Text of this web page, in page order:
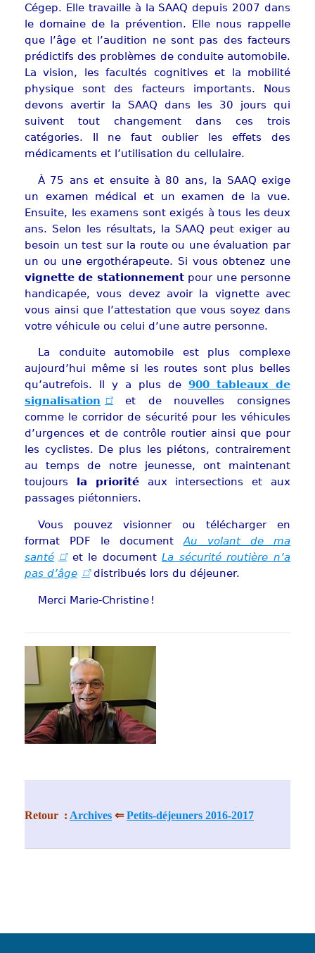
Cégep. Elle travaille à la SAAQ depuis 2007 dans
le domaine de la prévention. Elle nous rappelle
que l’âge et l’audition ne sont pas des facteurs
prédictifs des problèmes de conduite automobile.
La vision, les facultés cognitives et la mobilité
physique sont des facteurs importants. Nous
devons avertir la SAAQ dans les 30 jours qui
suivent tout changement dans ces trois
catégories. Il ne faut oublier les effets des
médicaments et l’utilisation du cellulaire.
À 75 ans et ensuite à 80 ans, la SAAQ exige
un examen médical et un examen de la vue.
Ensuite, les examens sont exigés à tous les deux
ans. Selon les résultats, la SAAQ peut exiger au
besoin un test sur la route ou une évaluation par
un ou une ergothérapeute. Si vous obtenez une
vignette de stationnementpour une personne
handicapée, vous devez avoir la vignette avec
vous ainsi que l’attestation que vous soyez dans
votre véhicule ou celui d’une autre personne.
La conduite automobile est plus complexe
aujourd’hui même si les routes sont plus belles
qu’autrefois. Il y a plus de 900 tableaux de
signalisation
et de nouvelles consignes
comme le corridor de sécurité pour les véhicules
d’urgences et de contrôle routier ainsi que pour
les cyclistes. De plus les piétons, contrairement
au temps de notre jeunesse, ont maintenant
toujours
la prioritéaux intersections et aux
passages piétonniers.
Vous pouvez visionner ou télécharger en
format PDF le documentAu volant de ma
santé
et le documentLa sécurité routière n’a
pas d’âge
distribués lors du déjeuner.
Merci Marie-Christine !
Show larger version
Retour : Archives ⇐Petits-déjeuners 2016-2017